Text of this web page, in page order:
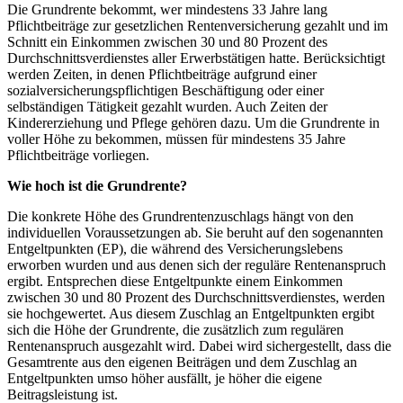
Die Grundrente bekommt, wer mindestens 33 Jahre lang
Pflichtbeiträge zur gesetzlichen Rentenversicherung gezahlt und im
Schnitt ein Einkommen zwischen 30 und 80 Prozent des
Durchschnittsverdienstes aller Erwerbstätigen hatte. Berücksichtigt
werden Zeiten, in denen Pflichtbeiträge aufgrund einer
sozialversicherungspflichtigen Beschäftigung oder einer
selbständigen Tätigkeit gezahlt wurden. Auch Zeiten der
Kindererziehung und Pflege gehören dazu. Um die Grundrente in
voller Höhe zu bekommen, müssen für mindestens 35 Jahre
Pflichtbeiträge vorliegen.
Wie hoch ist die Grundrente?
Die konkrete Höhe des Grundrentenzuschlags hängt von den
individuellen Voraussetzungen ab. Sie beruht auf den sogenannten
Entgeltpunkten (EP), die während des Versicherungslebens
erworben wurden und aus denen sich der reguläre Rentenanspruch
ergibt. Entsprechen diese Entgeltpunkte einem Einkommen
zwischen 30 und 80 Prozent des Durchschnittsverdienstes, werden
sie hochgewertet. Aus diesem Zuschlag an Entgeltpunkten ergibt
sich die Höhe der Grundrente, die zusätzlich zum regulären
Rentenanspruch ausgezahlt wird. Dabei wird sichergestellt, dass die
Gesamtrente aus den eigenen Beiträgen und dem Zuschlag an
Entgeltpunkten umso höher ausfällt, je höher die eigene
Beitragsleistung ist.